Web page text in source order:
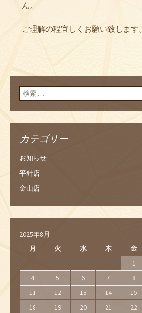
ん。
ご理解の程宜しくお願い致します。
検索:
カテゴリー
お知らせ
平針店
金山店
2025年8月
月
火 水 木 金
1
4
5 6 7 8
11
12 13 14 15
18
19 20 21 22